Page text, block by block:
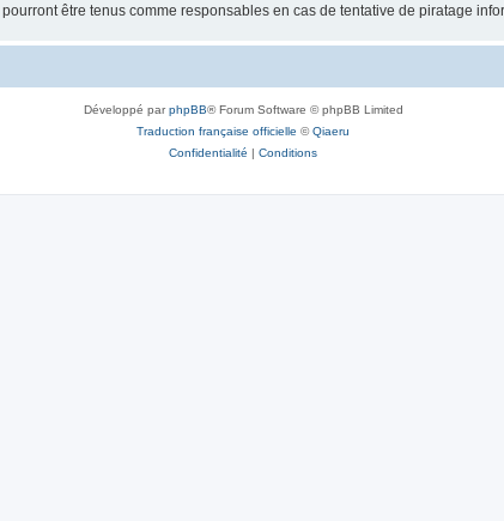
être tenus comme responsables en cas de tentative de piratage
Développé parphpBB® Forum Software © phpBB Limited
Traduction française officielle ©Qiaeru
Confidentialité | Conditions